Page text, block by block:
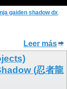
gaiden shadow dx,
Leer más
(忍者龍